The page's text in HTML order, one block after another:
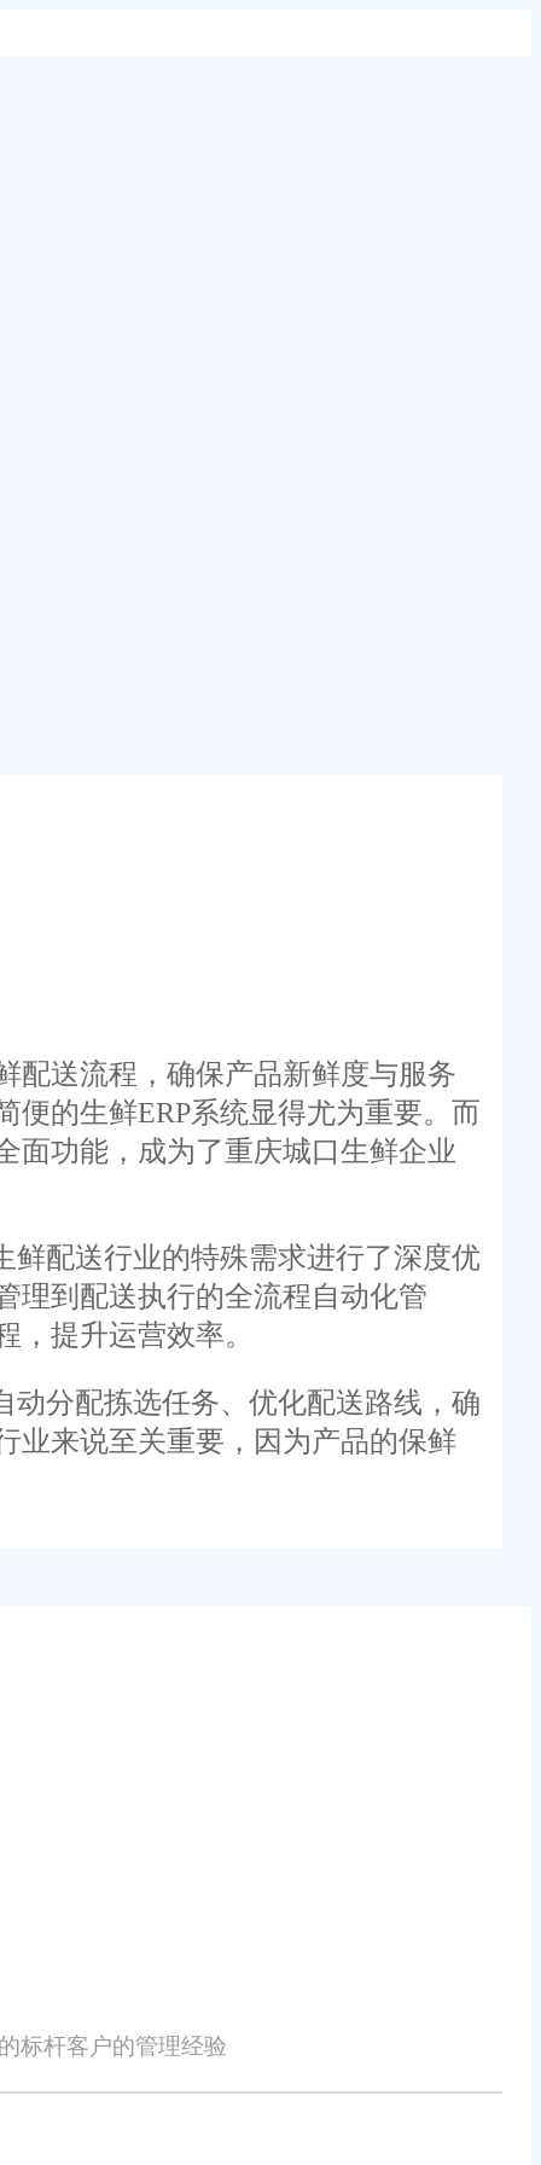
送流程，确保产品新鲜度与服务
的生鲜ERP系统显得尤为重要。而
面功能，成为了重庆城口生鲜企业
配送行业的特殊需求进行了深度优
理到配送执行的全流程自动化管
提升运营效率。
分配拣选任务、优化配送路线，确
业来说至关重要，因为产品的保鲜
通还提供了专业的技术支持和售
服务保障，成为了重庆城口生鲜企
力，还能够为企业的快速发展提供有
标杆客户的管理经验